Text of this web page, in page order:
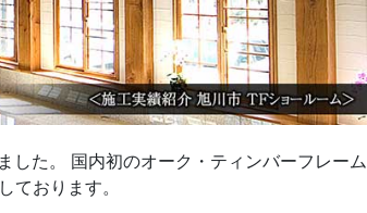
した。 国内初のオーク・ティンバーフレーム
おります。